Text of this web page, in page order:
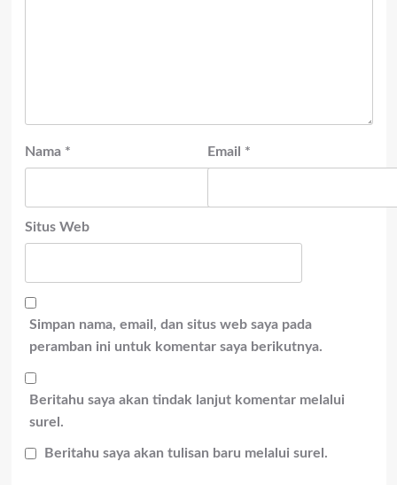
Nama * Email *
Situs Web
Simpan nama, email, dan situs web saya pada
peramban ini untuk komentar saya berikutnya.
Beritahu saya akan tindak lanjut komentar melalui
surel.
Beritahu saya akan tulisan baru melalui surel.